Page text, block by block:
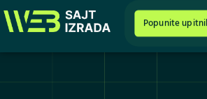
Popunite